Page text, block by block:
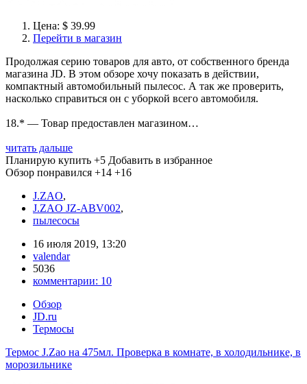
Цена: $ 39.99
Перейти в магазин
Продолжая серию товаров для авто, от собственного бренда
магазина JD. В этом обзоре хочу показать в действии,
компактный автомобильный пылесос. А так же проверить,
насколько справиться он с уборкой всего автомобиля.
18.* — Товар предоставлен магазином…
читать дальше
Планирую купить +5 Добавить в избранное
Обзор понравился +14 +16
J.ZAO,
J.ZAO JZ-ABV002,
пылесосы
16 июля 2019, 13:20
valendar
5036
комментарии: 10
Обзор
JD.ru
Термосы
Термос J.Zao на 475мл. Проверка в комнате, в холодильнике, в
морозильнике